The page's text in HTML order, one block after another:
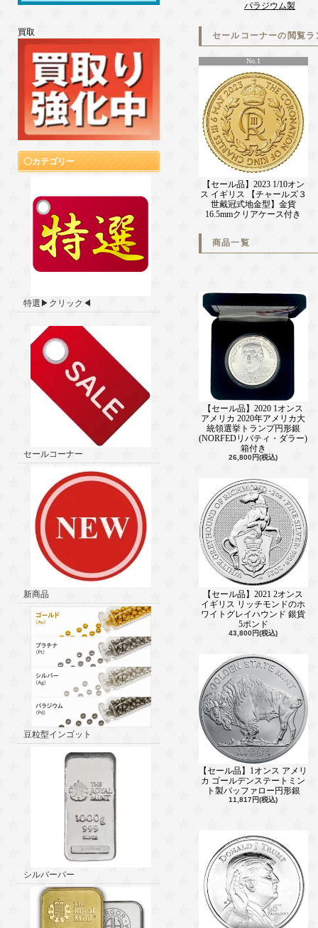
買取
カテゴリー
特選▶クリック◀
セールコーナー
新商品
豆粒型インゴット
シルバーバー
パラジウム製
セールコーナーの閲覧ラ
No.1
【セール品】2023 1/10オン
ス イギリス 【チャールズ３
世戴冠式地金型】金貨
16.5mmクリアケース付き
商品一覧
【セール品】2020 1オンス
アメリカ 2020年アメリカ大
統領選挙トランプ円形銀
(NORFEDリバティ・ダラー)
箱付き
26,800円(税込)
【セール品】2021 2オンス
イギリス リッチモンドのホ
ワイトグレイハウンド 銀貨
5ポンド
43,800円(税込)
【セール品】1オンス アメリ
カ ゴールデンステートミン
ト製バッファロー円形銀
11,817円(税込)